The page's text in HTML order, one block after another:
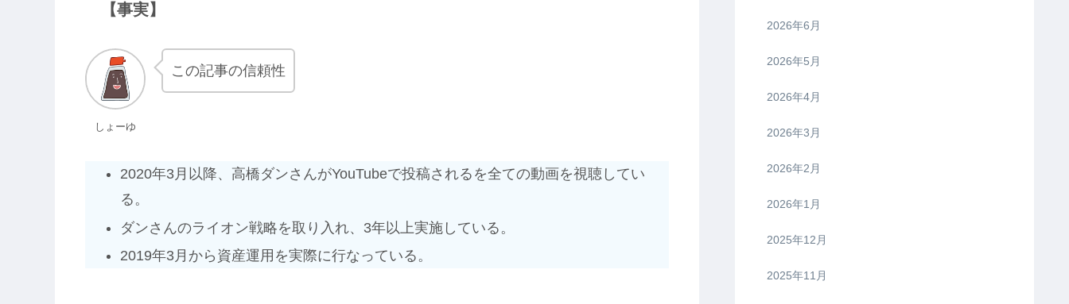
【事実】
しょーゆ
この記事の信頼性
2020年3月以降、高橋ダンさんがYouTubeで投稿されるを全ての動画を視聴してい
る。
ダンさんのライオン戦略を取り入れ、3年以上実施している。
2019年3月から資産運用を実際に行なっている。
2026年6月
2026年5月
2026年4月
2026年3月
2026年2月
2026年1月
2025年12月
2025年11月